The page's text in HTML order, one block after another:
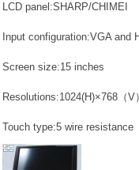
LCD panel:SHARP/CHIMEI
Input configuration:VGA and
Screen size:15 inches
Resolutions:1024(H)×768（
Touch type:5 wire resistance